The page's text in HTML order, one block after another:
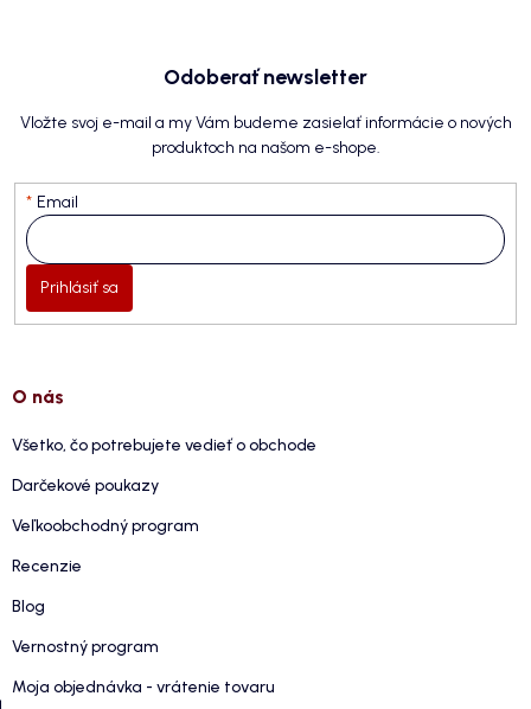
Odoberať newsletter
Vložte svoj e-mail a my Vám budeme zasielať informácie o nových
produktoch na našom e-shope.
Email
Prihlásiť sa
O nás
Všetko, čo potrebujete vedieť o obchode
Darčekové poukazy
Veľkoobchodný program
Recenzie
Blog
Vernostný program
Moja objednávka - vrátenie tovaru